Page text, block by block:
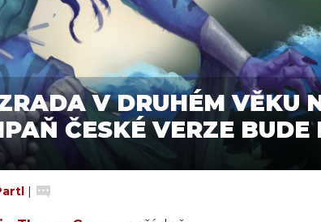
V DRUHÉM VĚKU
ČESKÉ VERZE BUDE
|